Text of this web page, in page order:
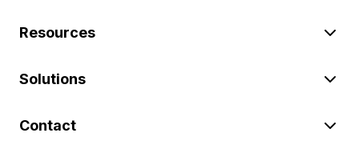
Resources
Solutions
Contact